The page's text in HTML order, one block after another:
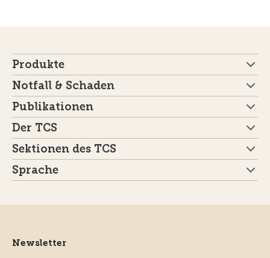
Produkte
Notfall & Schaden
Publikationen
Der TCS
Sektionen des TCS
Sprache
Newsletter